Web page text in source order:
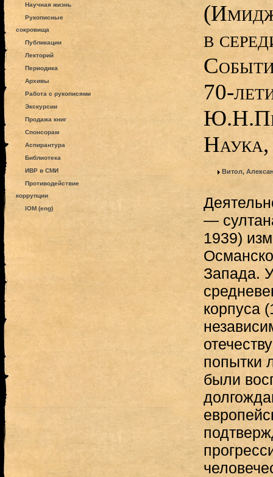
Научная жизнь
Рукописные
сокровища
Публикации
Лекторий
Периодика
Архивы
Работа с рукописями
Экскурсии
Продажа книг
Спонсорам
Аспирантура
Библиотека
ИВР в СМИ
Противодействие
коррупции
IOM (eng)
в
70-
Витол,
—
1939)
Запада.
корпуса
попытки
были